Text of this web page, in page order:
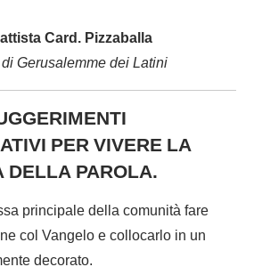
Card. Pizzaballa
Gerusalemme dei Latini
PER VIVERE LA
DELLA PAROLA.
principale della comunità fare
col Vangelo e collocarlo in un
decorato.